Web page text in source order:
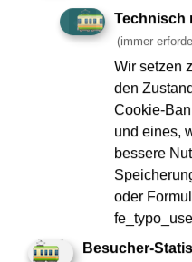
Wie
Technisch
(immer
Wir setzen
den
Cookie-
und eines,
bessere
oder
Besucher-